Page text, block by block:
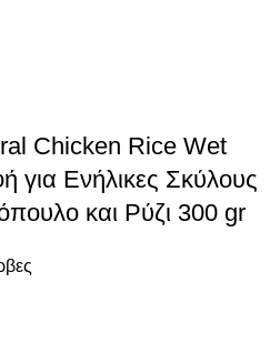
Chicken Rice Wet
για Ενήλικες Σκύλους
και Ρύζι 300 gr